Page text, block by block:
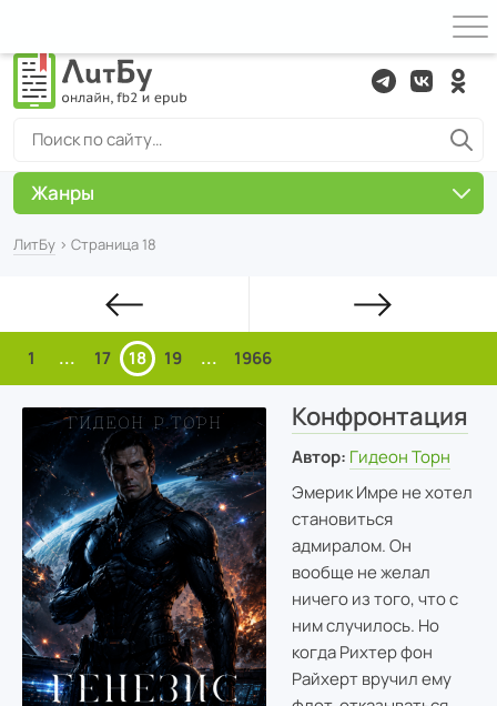
ЛитБу › Страница 18
1 ... 17 18 19 ... 1966
Конфронтация
Автор: Гидеон Торн
Эмерик Имре не хотел
становиться
адмиралом. Он
вообще не желал
ничего из того, что с
ним случилось. Но
когда Рихтер фон
Райхерт вручил ему
Жанры